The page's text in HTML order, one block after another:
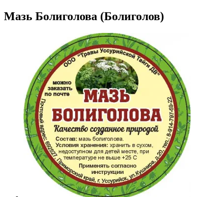
Мазь Болиголова (Болиголов)